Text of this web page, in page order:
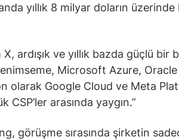
yıllık 8 milyar doların
ardışık ve yıllık bazda güçlü bir
Microsoft Azure,
olarak Google Cloud ve Meta
CSP’ler arasında yaygın.”
görüşme sırasında şirketin